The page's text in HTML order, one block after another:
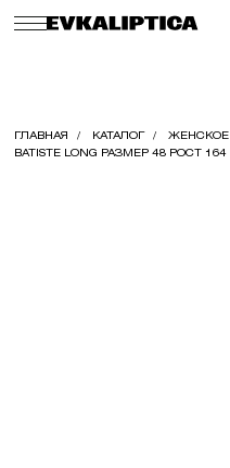
ГЛАВНАЯ КАТАЛОГ ЖЕНСКОЕ
BATISTE LONG РАЗМЕР 48 РОСТ 164